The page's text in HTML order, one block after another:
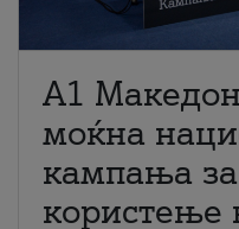
A1
моќна
кампања
користење